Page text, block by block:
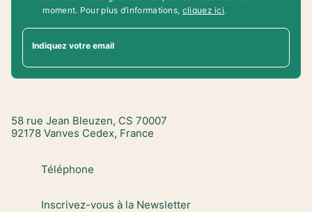
moment. Pour plus d’informations, cliquez ici.
Indiquez votre email
58 rue Jean Bleuzen, CS 70007
92178 Vanves Cedex, France
Téléphone
Inscrivez-vous à la Newsletter